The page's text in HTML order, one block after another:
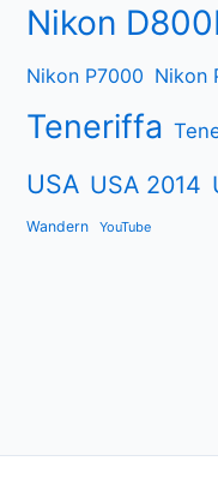
Nikon
Nikon P7000 Nikon
Teneriffa
USA USA 2014
Wandern YouTube